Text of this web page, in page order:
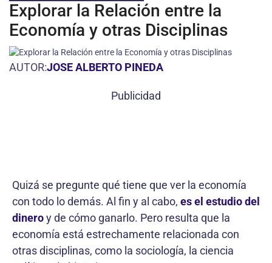
Explorar la Relación entre la
Economía y otras Disciplinas
AUTOR:JOSE ALBERTO PINEDA
Publicidad
Quizá se pregunte qué tiene que ver la economía
con todo lo demás. Al fin y al cabo, es el estudio del
dineroy de cómo ganarlo. Pero resulta que la
economía está estrechamente relacionada con
otras disciplinas, como la sociología, la ciencia